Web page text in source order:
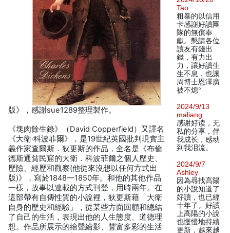
版》，感謝sue1289整理製作。
《塊肉餘生錄》（David Copperfield）又譯名
《大衛·科波菲爾》，是19世紀英國批判現實主
義作家查爾斯．狄更斯的作品，全名是《布倫
德斯通貧民窟的大衛．科波菲爾之個人歷史、
歷險、經歷和觀察(他從來沒想以任何方式出
版)》，寫於1848—1850年。和他的其他作品
一樣，故事以連載的方式刊登，用時兩年。在
這部帶有自傳性質的小說裡，狄更斯藉「大衛
自身的歷史和經驗」，從某些方面回顧和總結
了自己的生活，表現出他的人生態度、道德理
想。作品所展示的繪聲繪影、豐富多彩的生活
Tao
粗暴的以信用
卡感謝好讀團
隊的無償奉
獻。懇請各位
讀友有錢出
錢，有力出
力，讓好讀生
生不息，也讓
周博士恩澤廣
被不熄°
2024/9/13
maliang
感谢好读，无
私的分享，伴
我成长，感动
到我泪流。
2024/9/7
Ashley
因為尋找高陽
的小說知道了
好讀，也已經
十年了。好讀
上高陽的小說
也慢慢地持續
更新，越來越